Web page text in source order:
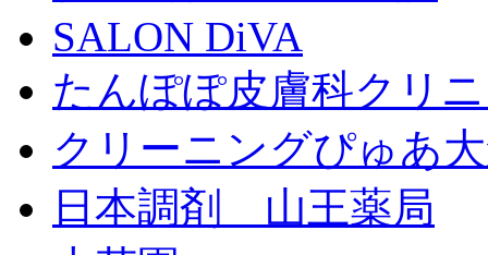
SALON DiVA
たんぽぽ皮膚科クリ
クリーニングぴゅあ
日本調剤 山王薬局